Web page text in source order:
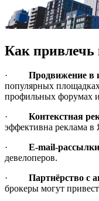
Как привлечь
· Продвижение в
популярных
профильных форумах и
· Контекстная
эффективна реклама в
· Е-mail-рассылки
девелоперов.
· Партнёрство с
брокеры могут